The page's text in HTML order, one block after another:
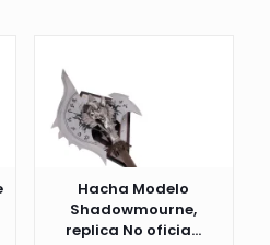
Hacha Modelo
Shadowmourne,
replica No oficia...